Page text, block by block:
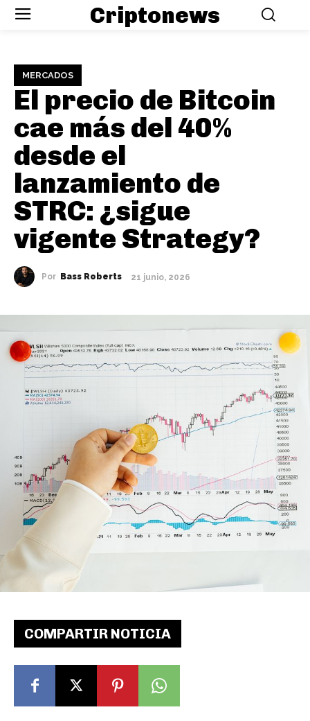
Criptonews
MERCADOS
El precio de Bitcoin
cae más del 40%
desde el
lanzamiento de
STRC: ¿sigue
vigente Strategy?
Por Bass Roberts 21 junio, 2026
COMPARTIR NOTICIA